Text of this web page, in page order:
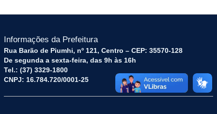
Informações da Prefeitura
Rua Barão de Piumhi, nº 121, Centro – CEP: 35570-128
De segunda a sexta-feira, das 9h às 16h
Tel.: (37) 3329-1800
CNPJ: 16.784.720/0001-25